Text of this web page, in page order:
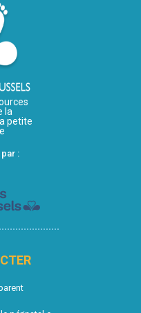
la
petite
: